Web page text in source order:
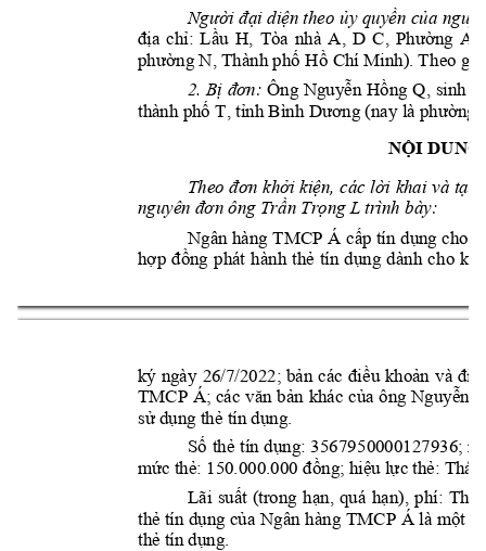
Người đại diện theo ủy quyền của
địa chỉ: Lầu H, Tòa nhà A, D C, Phường A,
phường N, Thành phố Hồ Chí Minh). Theo
2. Bị đơn: Ông Nguyễn Hồng Q, sinh
thành phố T, tỉnh Bình Dương (nay là phường
NỘI
Theo đơn khởi kiện, các lời khai và tại
nguyên đơn ông Trần Trọng L trình bày:
Ngân hàng TMCP Á cấp tín dụng cho
hợp đồng phát hành thẻ tín dụng dành cho
ký ngày 26/7/2022; bản các điều khoản và
TMCP Á; các văn bản khác của ông Nguyễn
sử dụng thẻ tín dụng.
Số thẻ tín dụng: 3567950000127936;
mức thẻ: 150.000.000 đồng; hiệu lực thẻ: Thá
Lãi suất (trong hạn, quá hạn), phí:
thẻ tín dụng của Ngân hàng TMCP Á là một
thẻ tín dụng.